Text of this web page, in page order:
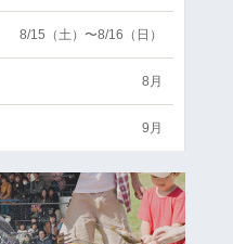
8/15（土）〜8/16（日）
8月
9月